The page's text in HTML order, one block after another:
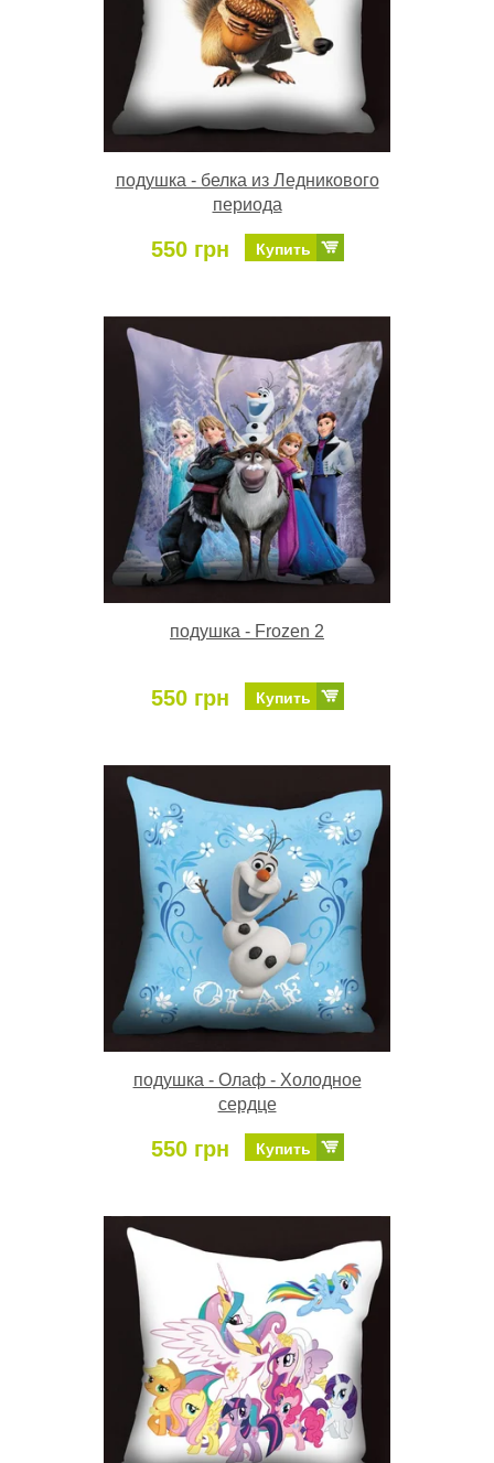
подушка - белка из Ледникового
периода
550 грн Купить
подушка - Frozen 2
550 грн Купить
подушка - Олаф - Холодное
сердце
550 грн Купить